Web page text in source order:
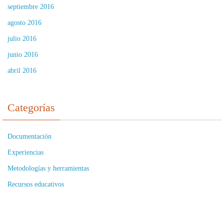
septiembre 2016
agosto 2016
julio 2016
junio 2016
abril 2016
Categorías
Documentación
Experiencias
Metodologías y herramientas
Recursos educativos